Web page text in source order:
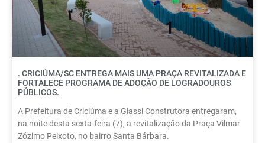
. CRICIÚMA/SC ENTREGA MAIS UMA PRAÇA REVITALIZADA E
FORTALECE PROGRAMA DE ADOÇÃO DE LOGRADOUROS
PÚBLICOS.
A Prefeitura de Criciúma e a Giassi Construtora entregaram,
na noite desta sexta-feira (7), a revitalização da Praça Vilmar
Zózimo Peixoto, no bairro Santa Bárbara.